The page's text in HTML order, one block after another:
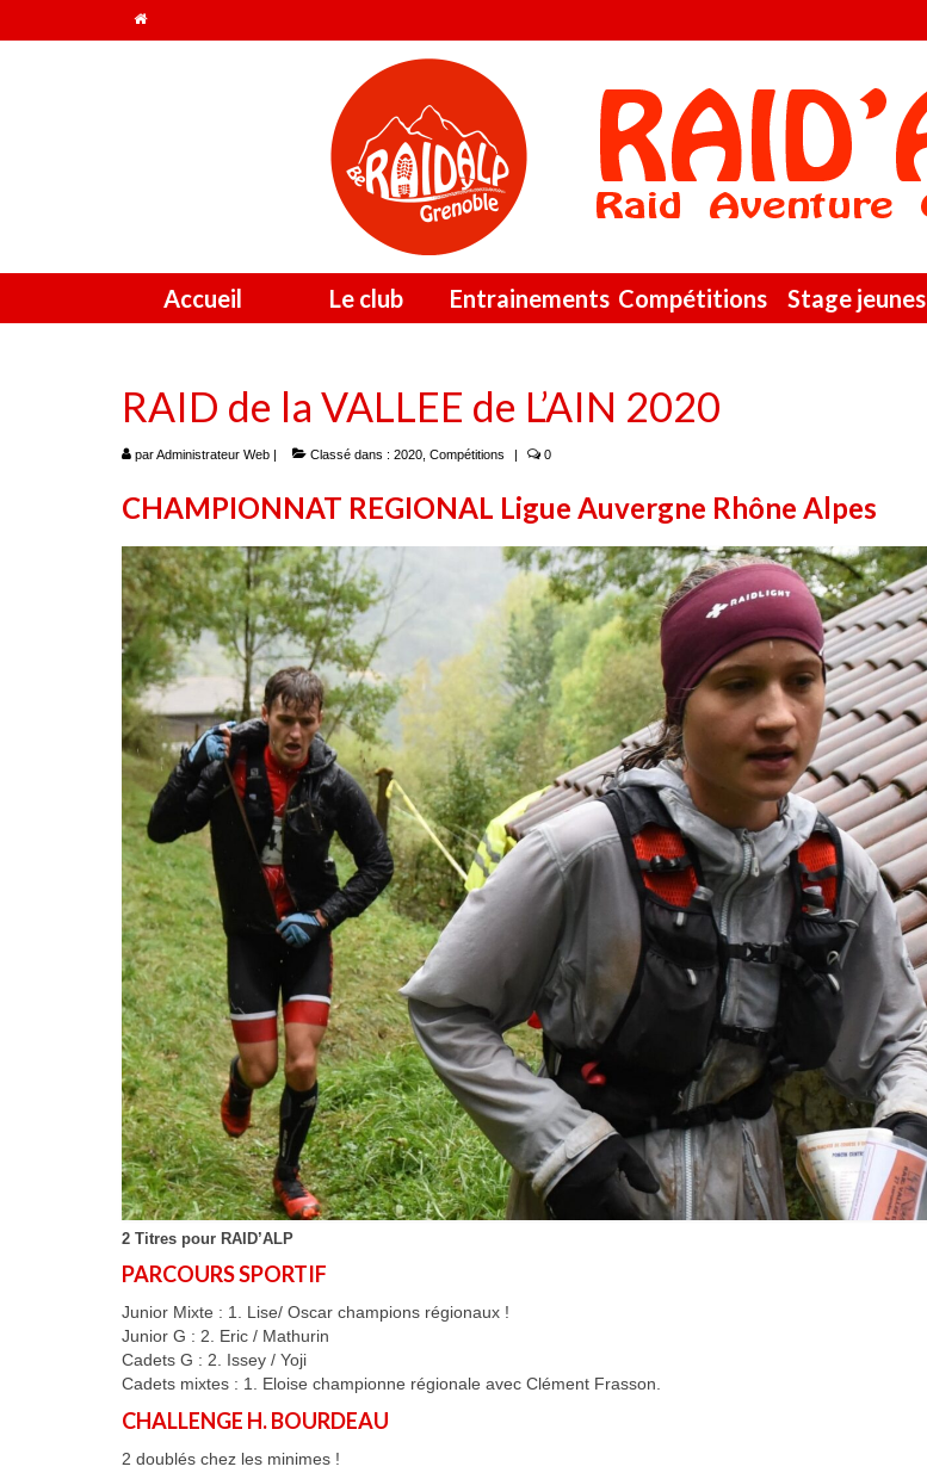
Accueil Le club Entrainements Compétitions Stage jeunes
RAID de la VALLEE de L’AIN 2020
parAdministrateur Web | Classé dans : 2020 Compétitions | 0
CHAMPIONNAT REGIONAL Ligue Auvergne Rhône Alpes
2 Titres pour RAID’ALP
PARCOURS SPORTIF
Junior Mixte : 1. Lise/ Oscar champions régionaux !
Junior G : 2. Eric / Mathurin
Cadets G : 2. Issey / Yoji
Cadets mixtes : 1. Eloise championne régionale avec Clément Frasson.
CHALLENGE H. BOURDEAU
2 doublés chez les minimes !